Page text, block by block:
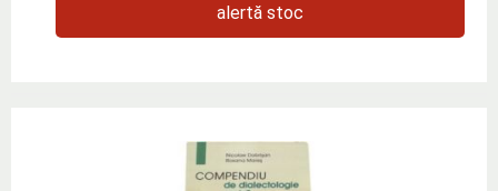
alertă stoc